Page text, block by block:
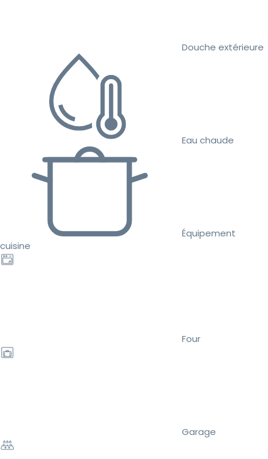
Douche extérieure
Eau chaude
Équipement
cuisine
Four
Garage